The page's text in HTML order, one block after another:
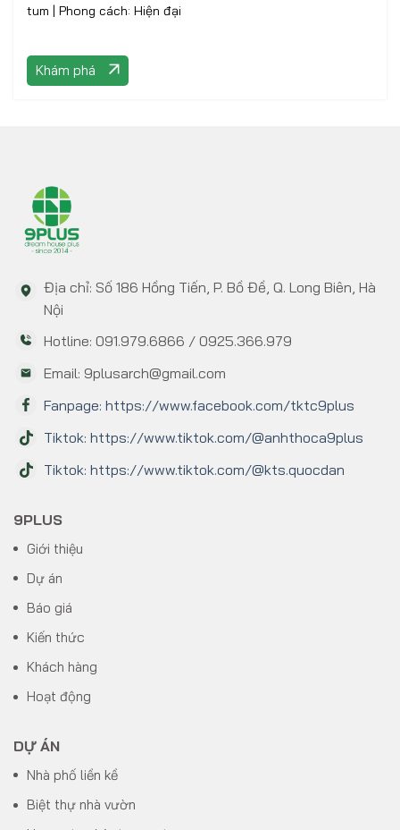
tum | Phong cách: Hiện đại
Khám phá
Địa chỉ: Số 186 Hồng Tiến, P. Bồ Đề, Q. Long Biên, Hà
Nội
Hotline: 091.979.6866 / 0925.366.979
Email: 9plusarch@gmail.com
Fanpage: https://www.facebook.com/tktc9plus
Tiktok: https://www.tiktok.com/@anhthoca9plus
Tiktok: https://www.tiktok.com/@kts.quocdan
9PLUS
Giới thiệu
Dự án
Báo giá
Kiến thức
Khách hàng
Hoạt động
DỰ ÁN
Nhà phố liền kề
Biệt thự nhà vườn